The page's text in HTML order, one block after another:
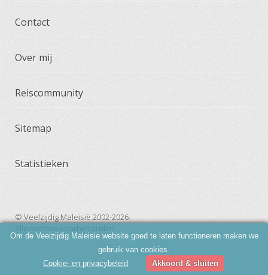
Contact
Over mij
Reiscommunity
Sitemap
Statistieken
© Veelzijdig Maleisië 2002-2026.
Alle rechten voorbehouden.
Om de Veelzijdig Maleisie website goed te laten functioneren maken we
gebruik van cookies.
Cookie- en privacybeleid
Akkoord & sluiten